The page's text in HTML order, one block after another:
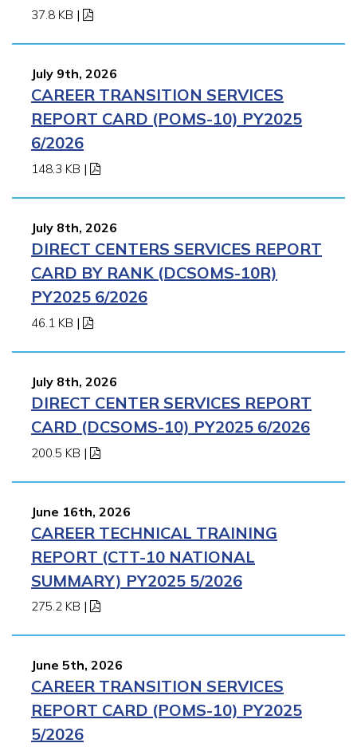
37.8 KB |
July 9th, 2026
CAREER TRANSITION SERVICES
REPORT CARD (POMS-10) PY2025
6/2026
148.3 KB |
July 8th, 2026
DIRECT CENTERS SERVICES REPORT
CARD BY RANK (DCSOMS-10R)
PY2025 6/2026
46.1 KB |
July 8th, 2026
DIRECT CENTER SERVICES REPORT
CARD (DCSOMS-10) PY2025 6/2026
200.5 KB |
June 16th, 2026
CAREER TECHNICAL TRAINING
REPORT (CTT-10 NATIONAL
SUMMARY) PY2025 5/2026
275.2 KB |
June 5th, 2026
CAREER TRANSITION SERVICES
REPORT CARD (POMS-10) PY2025
5/2026